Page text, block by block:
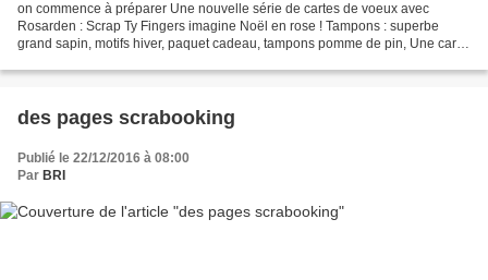
on commence à préparer Une nouvelle série de cartes de voeux avec
Rosarden : Scrap Ty Fingers imagine Noël en rose ! Tampons : superbe
grand sapin, motifs hiver, paquet cadeau, tampons pomme de pin, Une carte
des pages scrabooking
Publié le 22/12/2016 à 08:00
Par BRI